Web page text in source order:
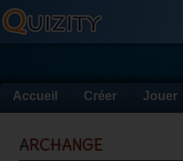
Accueil Créer Jouer
archange